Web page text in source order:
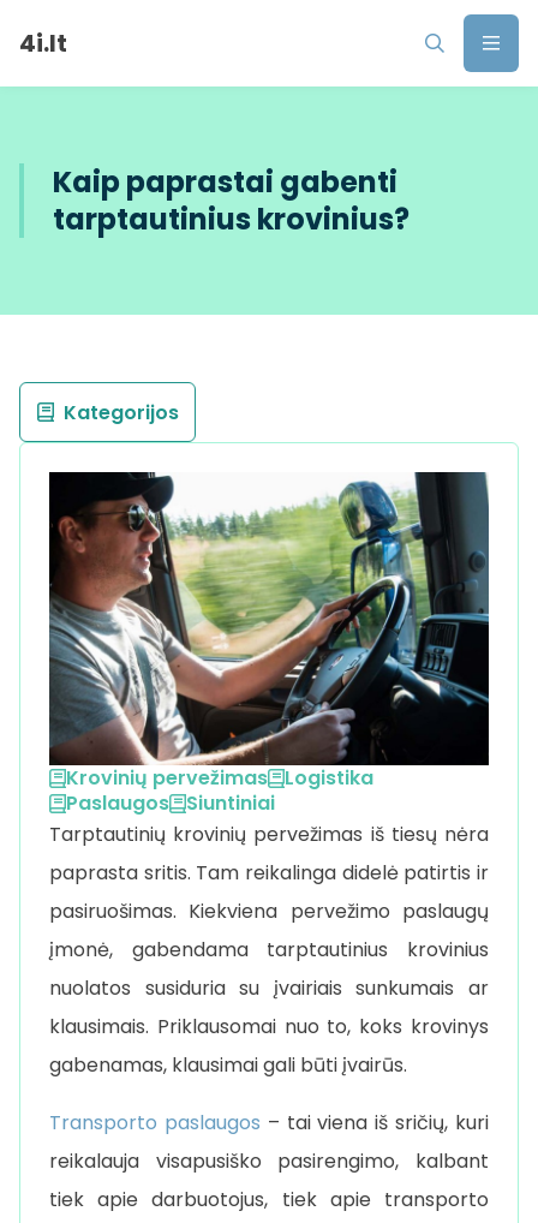
4i.lt
Kaip paprastai gabenti
tarptautinius krovinius?
Krovinių pervežimas
Logistika
Paslaugos
Siuntiniai
Tarptautinių krovinių pervežimas iš tiesų nėra
paprasta sritis. Tam reikalinga didelė patirtis ir
pasiruošimas. Kiekviena pervežimo paslaugų
įmonė, gabendama tarptautinius krovinius
nuolatos susiduria su įvairiais sunkumais ar
klausimais. Priklausomai nuo to, koks krovinys
gabenamas, klausimai gali būti įvairūs.
Transporto paslaugos – tai viena iš sričių, kuri
reikalauja visapusiško pasirengimo, kalbant
tiek apie darbuotojus, tiek apie transporto
Kategorijos